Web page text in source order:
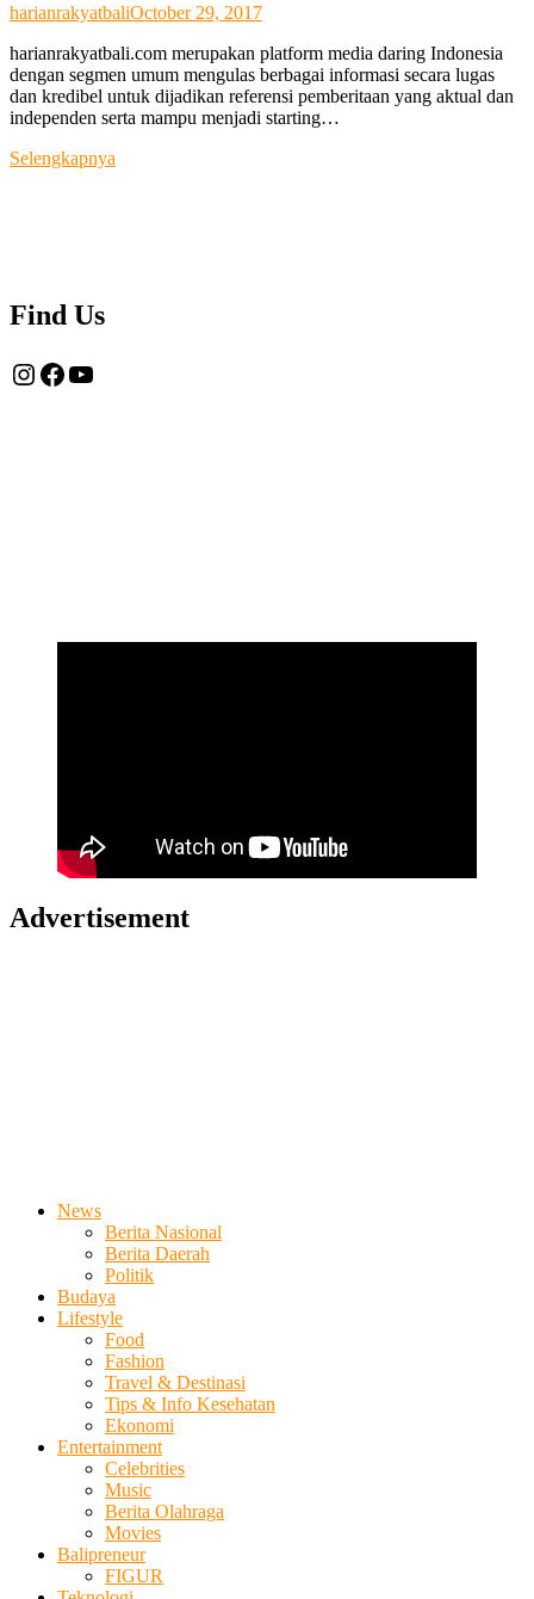
harianrakyatbaliOctober 29, 2017
harianrakyatbali.com merupakan platform media daring Indonesia
dengan segmen umum mengulas berbagai informasi secara lugas
dan kredibel untuk dijadikan referensi pemberitaan yang aktual dan
independen serta mampu menjadi starting…
Selengkapnya
Find Us
Instagram
Facebook
YouTube
Advertisement
News
Berita Nasional
Berita Daerah
Politik
Budaya
Lifestyle
Food
Fashion
Travel & Destinasi
Tips & Info Kesehatan
Ekonomi
Entertainment
Celebrities
Music
Berita Olahraga
Movies
Balipreneur
FIGUR